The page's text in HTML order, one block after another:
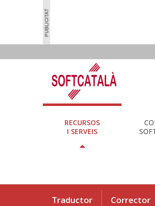
RECURSOS
I SERVEIS
Traductor Corrector